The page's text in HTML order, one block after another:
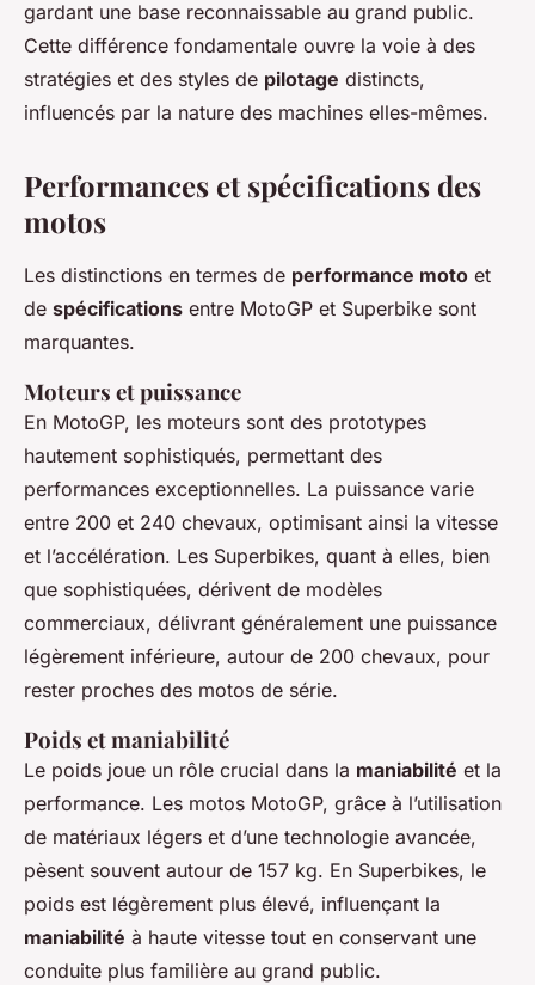
gardant une base reconnaissable au grand public.
Cette différence fondamentale ouvre la voie à des
stratégies et des styles de pilotage distincts,
influencés par la nature des machines elles-mêmes.
Performances et spécifications des
motos
Les distinctions en termes de performance moto et
de spécifications entre MotoGP et Superbike sont
marquantes.
Moteurs et puissance
En MotoGP, les moteurs sont des prototypes
hautement sophistiqués, permettant des
performances exceptionnelles. La puissance varie
entre 200 et 240 chevaux, optimisant ainsi la vitesse
et l’accélération. Les Superbikes, quant à elles, bien
que sophistiquées, dérivent de modèles
commerciaux, délivrant généralement une puissance
légèrement inférieure, autour de 200 chevaux, pour
rester proches des motos de série.
Poids et maniabilité
Le poids joue un rôle crucial dans la maniabilité et la
performance. Les motos MotoGP, grâce à l’utilisation
de matériaux légers et d’une technologie avancée,
pèsent souvent autour de 157 kg. En Superbikes, le
poids est légèrement plus élevé, influençant la
maniabilité à haute vitesse tout en conservant une
conduite plus familière au grand public.